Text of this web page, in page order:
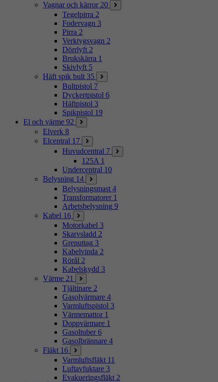
Vagnar och kärror 20
Tegelpirra 2
Fodervagn 3
Pirra 2
Verktygsvagn 2
Dörrlyft 2
Brukskärra 1
Skivlyft 5
Häft spik bult 35
Bultpistol 7
Dyckertpistol 6
Häftpistol 3
Spikpistol 19
El och värme 92
Elverk 8
Elcentral 17
Huvudcentral 7
125A 1
Undercentral 10
Belysning 14
Belysningsmast 4
Transformatorer 1
Arbetsbelysning 9
Kabel 16
Motorkabel 3
Skarvsladd 2
Grenuttag 3
Kabelvinda 2
Rörål 2
Kabelskydd 3
Värme 21
Tjältinare 2
Gasolvärmare 4
Varmluftspistol 3
Värmemattor 1
Doppvärmare 1
Gasoltuber 6
Gasolbrännare 4
Fläkt 16
Varmluftsfläkt 11
Luftavfuktare 3
Evakueringsfläkt 2